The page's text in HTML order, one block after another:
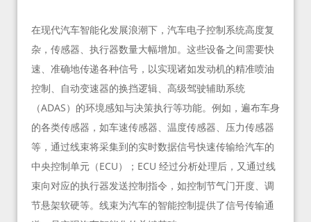
在现代汽车智能化发展浪潮下，汽车电子控制系统高度复
杂，传感器、执行器数量大幅增加。这些设备之间需要快
速、准确地传递各种信号，以实现诸如发动机的精准喷油
控制、自动变速器的换挡逻辑、高级驾驶辅助系统
（ADAS）的环境感知与决策执行等功能。例如，遍布车身
的各类传感器，如车速传感器、温度传感器、压力传感器
等，通过线束将采集到的实时数据信号快速传输给汽车的
中央控制单元（ECU）；ECU 经过分析处理后，又通过线
束向对应的执行器发送控制指令，如控制节气门开度、调
节悬架软硬等。线束为汽车的智能控制提供了信号传输通